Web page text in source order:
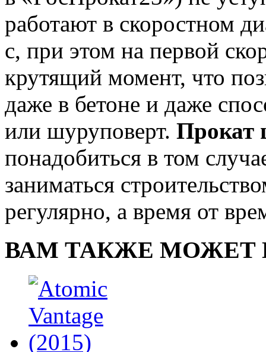
работают в скоростном
с, при этом на первой
крутящий момент, что
даже в бетоне и даже
или шуруповерт. Прокат
понадобиться в том
заниматься
регулярно, а время от
ВАМ ТАКЖЕ МОЖЕТ